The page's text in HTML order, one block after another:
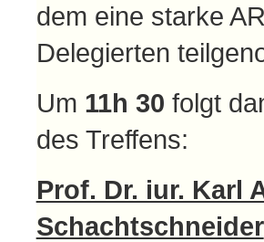
dem eine starke
Delegierten
Um 11h 30 folgt
des Treffens:
Prof. Dr. iur. Karl
Schachtschneider